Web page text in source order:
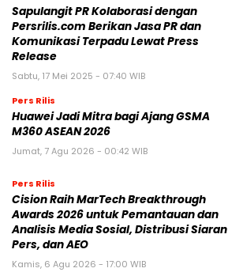
Sapulangit PR Kolaborasi dengan
Persrilis.com Berikan Jasa PR dan
Komunikasi Terpadu Lewat Press
Release
Sabtu, 17 Mei 2025 - 07:40 WIB
Pers Rilis
Huawei Jadi Mitra bagi Ajang GSMA
M360 ASEAN 2026
Jumat, 7 Agu 2026 - 00:42 WIB
Pers Rilis
Cision Raih MarTech Breakthrough
Awards 2026 untuk Pemantauan dan
Analisis Media Sosial, Distribusi Siaran
Pers, dan AEO
Kamis, 6 Agu 2026 - 17:00 WIB